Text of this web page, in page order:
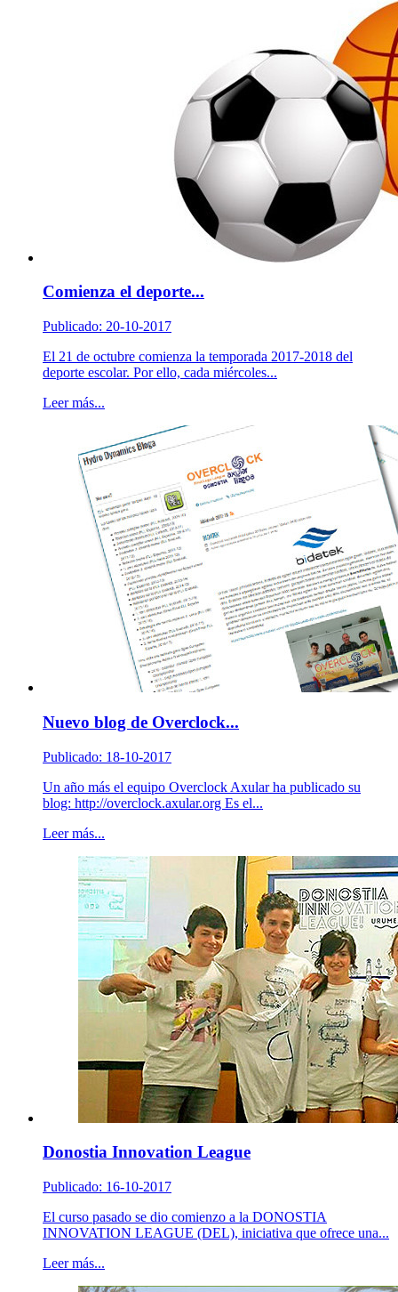
Comienza el deporte...
Publicado: 20-10-2017
El 21 de octubre comienza la temporada 2017-2018 del
deporte escolar. Por ello, cada miércoles...
Leer más...
Nuevo blog de Overclock...
Publicado: 18-10-2017
Un año más el equipo Overclock Axular ha publicado su
blog: http://overclock.axular.org Es el...
Leer más...
Donostia Innovation League
Publicado: 16-10-2017
El curso pasado se dio comienzo a la DONOSTIA
INNOVATION LEAGUE (DEL), iniciativa que ofrece una...
Leer más...